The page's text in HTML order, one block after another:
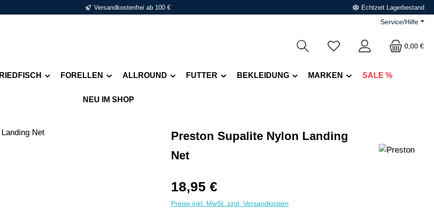
Versandkostenfrei ab 100 € Echtzeit Lagerbestand
Service/Hilfe
0,00 €
FORELLEN ALLROUND FUTTER BEKLEIDUNG MARKEN SALE %
NEU IM SHOP
Preston Supalite Nylon Landing
Net
Regulärer Preis:
18,95 €
Preise inkl. MwSt. zzgl. Versandkosten